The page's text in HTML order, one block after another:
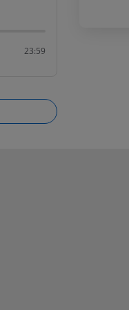
23:59